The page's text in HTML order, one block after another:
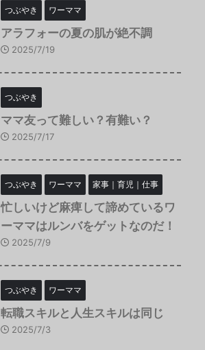
つぶやき ワーママ
アラフォーの夏の肌が絶不調
2025/7/19
つぶやき
ママ友って難しい？有難い？
2025/7/17
つぶやき ワーママ 家事｜育児｜仕事
忙しいけど麻痺して諦めているワ
ーママはルンバをゲットなのだ！
2025/7/9
つぶやき ワーママ
転職スキルと人生スキルは同じ
2025/7/3